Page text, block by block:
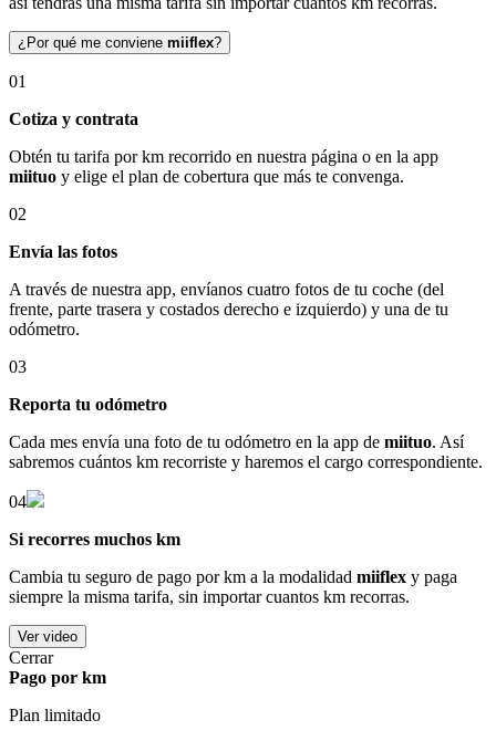
¿Por qué me conviene miiflex?
01
Cotiza y contrata
Obtén tu tarifa por km recorrido en nuestra página o en la app
miituo y elige el plan de cobertura que más te convenga.
02
Envía las fotos
A través de nuestra app, envíanos cuatro fotos de tu coche (del
frente, parte trasera y costados derecho e izquierdo) y una de tu
odómetro.
03
Reporta tu odómetro
Cada mes envía una foto de tu odómetro en la app de miituo. Así
sabremos cuántos km recorriste y haremos el cargo correspondiente.
04
Si recorres muchos km
Cambia tu seguro de pago por km a la modalidad miiflex y paga
siempre la misma tarifa, sin importar cuantos km recorras.
Ver video
Cerrar
Pago por km
Plan limitado